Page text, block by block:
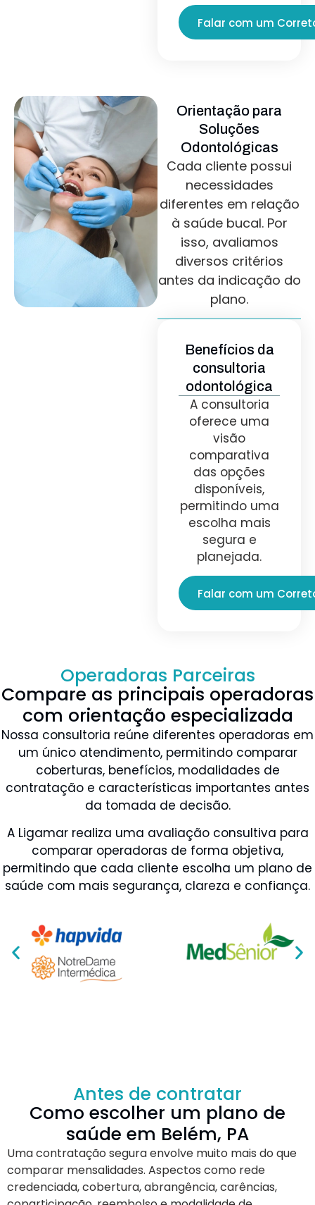
Falar com um
Orientação para
Soluções
Odontológicas
Cada cliente possui
necessidades
diferentes em relação
à saúde bucal. Por
isso, avaliamos
diversos critérios
antes da indicação do
plano.
Benefícios da
consultoria
odontológica
A consultoria
oferece uma
visão
comparativa
das opções
disponíveis,
permitindo uma
escolha mais
segura e
planejada.
Falar com um
Operadoras Parceiras
Compare as principais operadoras
com orientação especializada
Nossa consultoria reúne diferentes operadoras em
um único atendimento, permitindo comparar
coberturas, benefícios, modalidades de
contratação e características importantes antes
da tomada de decisão.
A Ligamar realiza uma avaliação consultiva para
comparar operadoras de forma objetiva,
permitindo que cada cliente escolha um plano de
saúde com mais segurança, clareza e confiança.
Antes de contratar
Como escolher um plano de
saúde em Belém, PA
Uma contratação segura envolve muito mais do que
comparar mensalidades. Aspectos como rede
credenciada, cobertura, abrangência, carências,